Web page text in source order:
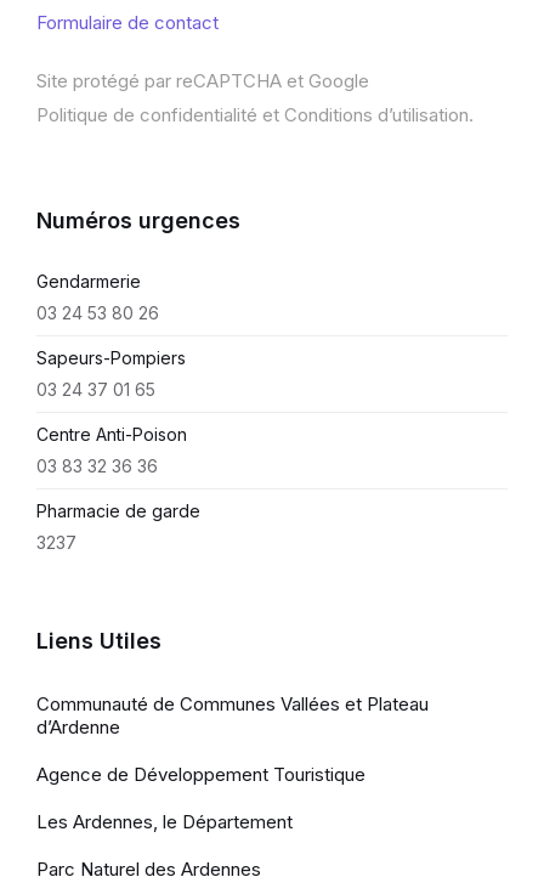
Formulaire de contact
Site protégé par reCAPTCHA et Google
Politique de confidentialité et Conditions d’utilisation.
Numéros urgences
Gendarmerie
03 24 53 80 26
Sapeurs-Pompiers
03 24 37 01 65
Centre Anti-Poison
03 83 32 36 36
Pharmacie de garde
3237
Liens Utiles
Communauté de Communes Vallées et Plateau
d’Ardenne
Agence de Développement Touristique
Les Ardennes, le Département
Parc Naturel des Ardennes